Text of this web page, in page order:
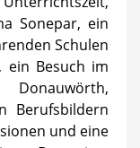
Sonepar, ein
Schulen
ein Besuch im
Donauwörth,
Berufsbildern
und eine